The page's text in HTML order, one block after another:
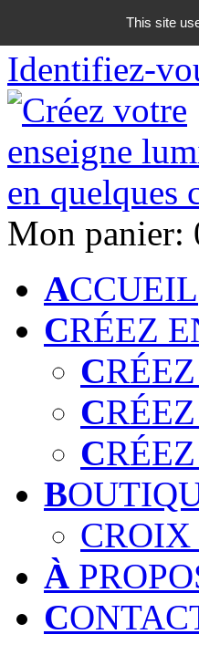
06 18 42 08
Identifiez-
Mon panier:
ACCUEIL
CRÉEZ
C
C
C
B
À
C
This site